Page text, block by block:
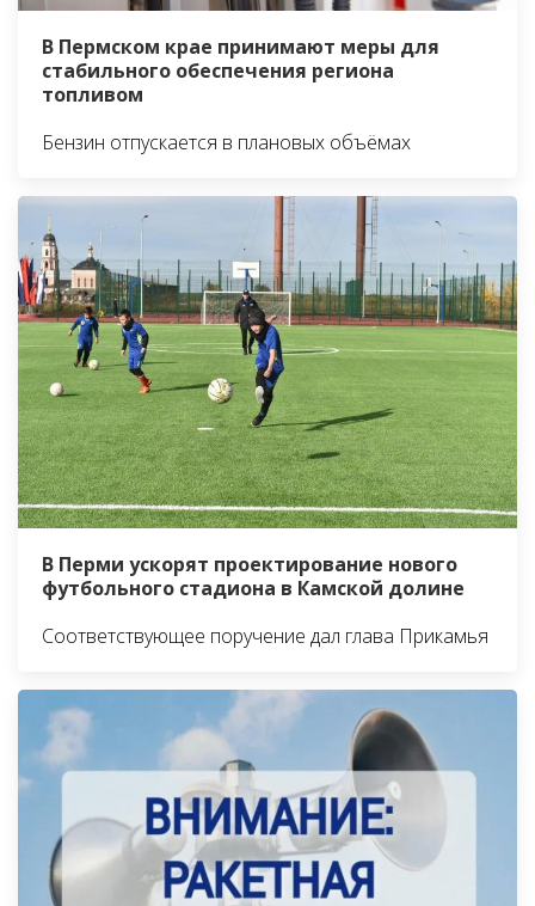
В Пермском крае принимают меры для
стабильного обеспечения региона
топливом
Бензин отпускается в плановых объёмах
В Перми ускорят проектирование нового
футбольного стадиона в Камской долине
Соответствующее поручение дал глава Прикамья